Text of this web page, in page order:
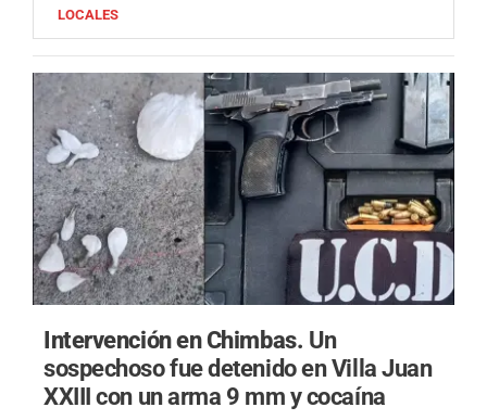
LOCALES
Intervención en Chimbas. Un
sospechoso fue detenido en Villa Juan
XXIII con un arma 9 mm y cocaína